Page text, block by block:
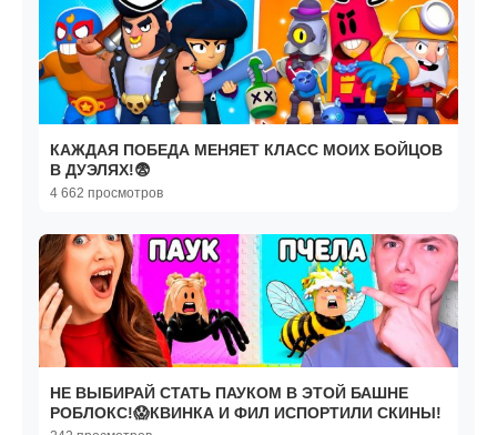
КАЖДАЯ ПОБЕДА МЕНЯЕТ КЛАСС МОИХ БОЙЦОВ
В ДУЭЛЯХ!😨
4 662 просмотров
НЕ ВЫБИРАЙ СТАТЬ ПАУКОМ В ЭТОЙ БАШНЕ
РОБЛОКС!😱КВИНКА И ФИЛ ИСПОРТИЛИ СКИНЫ!